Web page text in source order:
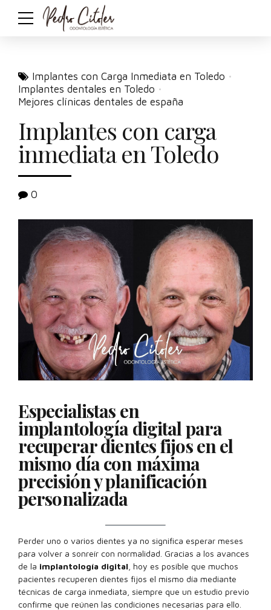
Implantes con Carga Inmediata en Toledo
Implantes dentales en Toledo
Mejores clínicas dentales de españa
Implantes con carga
inmediata en Toledo
0
Especialistas en
implantología digital para
recuperar dientes fijos en el
mismo día con máxima
precisión y planificación
personalizada
Perder uno o varios dientes ya no significa esperar meses
para volver a sonreír con normalidad. Gracias a los avances
de la implantología digital , hoy es posible que muchos
pacientes recuperen dientes fijos el mismo día mediante
técnicas de carga inmediata, siempre que un estudio previo
confirme que reúnen las condiciones necesarias para ello.